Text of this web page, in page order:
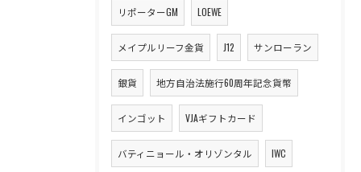
リポーターGM LOEWE
メイプルリーフ金貨 J12 サンローラン
銀貨 地方自治法施行60周年記念貨幣
インゴット VJAギフトカード
バティニョール・オリゾンタル IWC